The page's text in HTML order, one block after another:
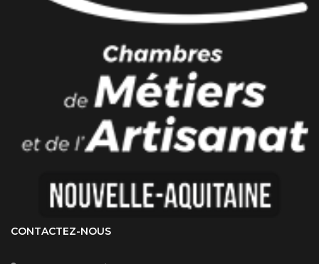
CONTACTEZ-NOUS